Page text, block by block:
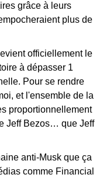
grâce à leurs
plus de
officiellement le
à dépasser 1
Pour se rendre
et l'ensemble de la
proportionnellement
Jeff Bezos… que Jeff
anti-Musk que ça
comme Financial